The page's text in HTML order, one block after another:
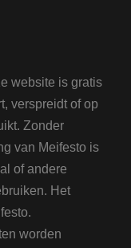
website is gratis
verspreidt of op
Zonder
van Meifesto is
of andere
Het
worden